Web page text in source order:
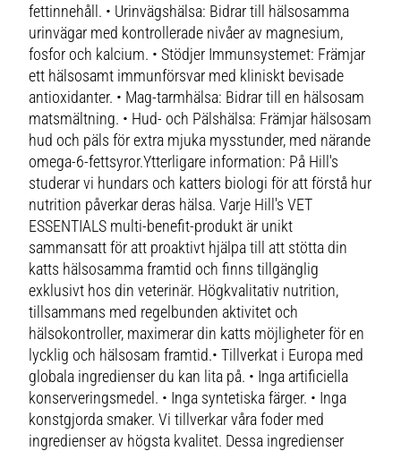
fettinnehåll. • Urinvägshälsa: Bidrar till hälsosamma
urinvägar med kontrollerade nivåer av magnesium,
fosfor och kalcium. • Stödjer Immunsystemet: Främjar
ett hälsosamt immunförsvar med kliniskt bevisade
antioxidanter. • Mag-tarmhälsa: Bidrar till en hälsosam
matsmältning. • Hud- och Pälshälsa: Främjar hälsosam
hud och päls för extra mjuka mysstunder, med närande
omega-6-fettsyror.Ytterligare information: På Hill's
studerar vi hundars och katters biologi för att förstå hur
nutrition påverkar deras hälsa. Varje Hill's VET
ESSENTIALS multi-benefit-produkt är unikt
sammansatt för att proaktivt hjälpa till att stötta din
katts hälsosamma framtid och finns tillgänglig
exklusivt hos din veterinär. Högkvalitativ nutrition,
tillsammans med regelbunden aktivitet och
hälsokontroller, maximerar din katts möjligheter för en
lycklig och hälsosam framtid.• Tillverkat i Europa med
globala ingredienser du kan lita på. • Inga artificiella
konserveringsmedel. • Inga syntetiska färger. • Inga
konstgjorda smaker. Vi tillverkar våra foder med
ingredienser av högsta kvalitet. Dessa ingredienser